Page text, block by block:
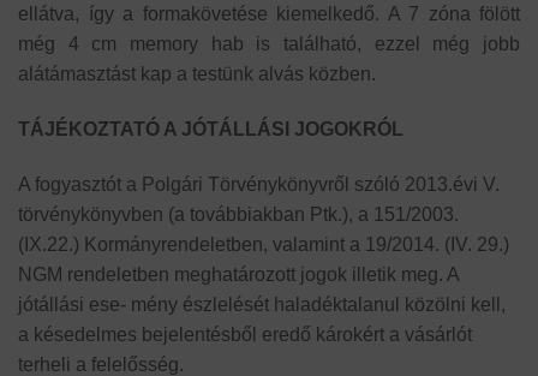
ellátva, így a formakövetése kiemelkedő. A 7 zóna fölött
még 4 cm memory hab is található, ezzel még jobb
alátámasztást kap a testünk alvás közben.
TÁJÉKOZTATÓ A JÓTÁLLÁSI JOGOKRÓL
A fogyasztót a Polgári Törvénykönyvről szóló 2013.évi V.
törvénykönyvben (a továbbiakban Ptk.), a 151/2003.
(IX.22.) Kormányrendeletben, valamint a 19/2014. (IV. 29.)
NGM rendeletben meghatározott jogok illetik meg. A
jótállási ese- mény észlelését haladéktalanul közölni kell,
a késedelmes bejelentésből eredő károkért a vásárlót
terheli a felelősség.